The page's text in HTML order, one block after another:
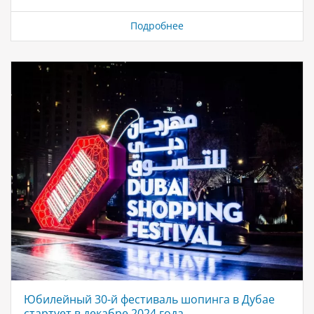
происхождения. Величие мечети и ее неповторимая
красота превращают её в одно из самых посещаемых
мест столицы Объединенных Арабских Эмиратов.
крупнейшей мечетью в ОАЭ и одной из шести самых
больших мечетей в мире. Она занимает площадь в 12
гектаров и способна вместить около 41 000
верующих. Центральный молитвенный зал, который
может принять до…
Подробнее
Юбилейный 30-й фестиваль шопинга в Дубае